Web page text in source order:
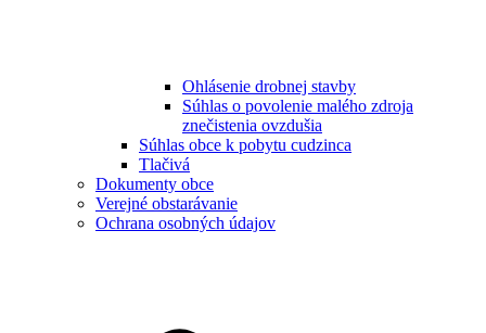
Ohlásenie drobnej stavby
Súhlas o povolenie malého zdroja
znečistenia ovzdušia
Súhlas obce k pobytu cudzinca
Tlačivá
Dokumenty obce
Verejné obstarávanie
Ochrana osobných údajov